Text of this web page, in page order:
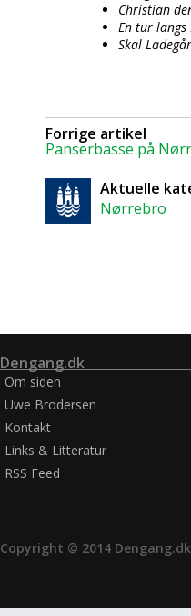
Christian
En tur langs
Skal
Forrige artikel
Panserbasse på
Aktuelle
Nørrebro
Dengang.dk
Om siden
Uwe Brodersen
Kontakt
Links & Litteratur
RSS Feed
Copyright © 2014